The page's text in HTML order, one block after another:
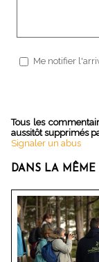
Me notifier
Tous les
aussitôt supprimés
Signaler un abus
DANS LA MÊME